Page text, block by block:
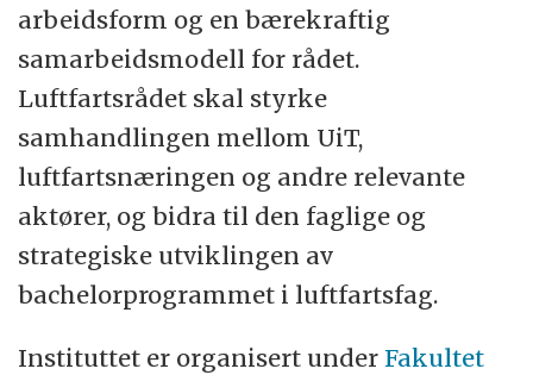
har fokus på utdanningskvalitet.
Akademisk frihet, vitenskapelige og
forskningsetiske prinsipper ligger til grunn
for hele UiT sin virksomhet. Medvirkning,
medbestemmelse, åpenhet og gode
prosesser skal gi det beslutningsgrunnlaget
vi trenger for å gjøre kloke og framsynte
prioriteringer. Våre studenter og ansatte
skal ha mulighet til å utvikle sine evner og
arbeidsform og en bærekraftig
samarbeidsmodell for rådet.
Luftfartsrådet skal styrke
samhandlingen mellom UiT,
luftfartsnæringen og andre relevante
aktører, og bidra til den faglige og
strategiske utviklingen av
bachelorprogrammet i luftfartsfag.
Instituttet er organisert underFakultet